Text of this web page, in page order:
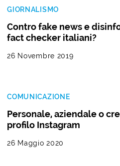
GIORNALISMO
Contro fake news e
fact checker italiani?
26 Novembre 2019
COMUNICAZIONE
Personale, aziendale o
profilo Instagram
26 Maggio 2020